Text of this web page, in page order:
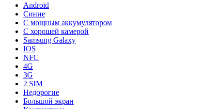
Android
Синие
С мощным аккумулятором
С хорошей камерой
Samsung Galaxy
IOS
NFC
4G
3G
2 SIM
Недорогие
Большой экран